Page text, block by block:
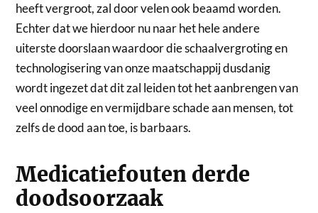
heeft vergroot, zal door velen ook beaamd worden.
Echter dat we hierdoor nu naar het hele andere
uiterste doorslaan waardoor die schaalvergroting en
technologisering van onze maatschappij dusdanig
wordt ingezet dat dit zal leiden tot het aanbrengen van
veel onnodige en vermijdbare schade aan mensen, tot
zelfs de dood aan toe, is barbaars.
Medicatiefouten derde
doodsoorzaak